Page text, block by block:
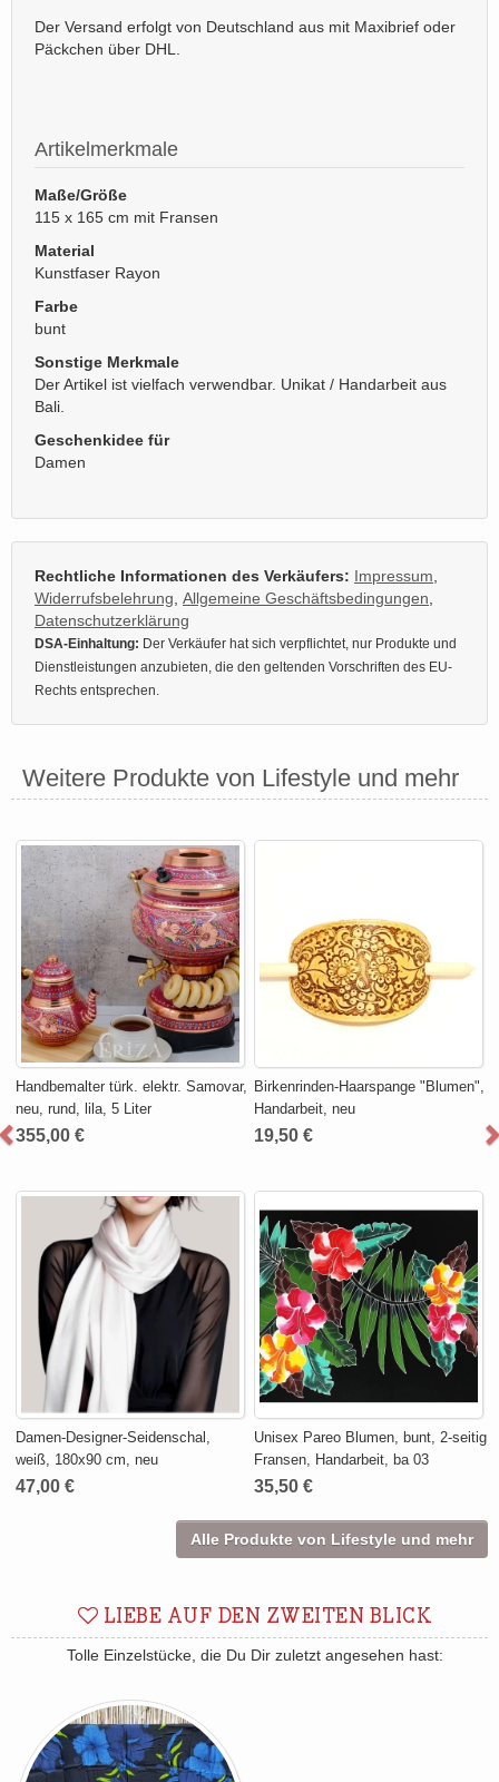
Der Versand erfolgt von Deutschland aus mit Maxibrief oder
Päckchen über DHL.
Artikelmerkmale
Maße/Größe
115 x 165 cm mit Fransen
Material
Kunstfaser Rayon
Farbe
bunt
Sonstige Merkmale
Der Artikel ist vielfach verwendbar. Unikat / Handarbeit aus
Bali.
Geschenkidee für
Damen
Rechtliche Informationen des Verkäufers: Impressum
Widerrufsbelehrung Allgemeine Geschäftsbedingungen
Datenschutzerklärung
DSA-Einhaltung: Der Verkäufer hat sich verpflichtet, nur Produkte und
Dienstleistungen anzubieten, die den geltenden Vorschriften des EU-
Rechts entsprechen.
Weitere Produkte von Lifestyle und mehr
Handbemalter türk. elektr. Samovar,
neu, rund, lila, 5 Liter
355,00 €
Birkenrinden-Haarspange "Blumen",
Handarbeit, neu
19,50 €
Damen-Designer-Seidenschal,
weiß, 180x90 cm, neu
47,00 €
Unisex Pareo Blumen, bunt, 2-seitig
Fransen, Handarbeit, ba 03
35,50 €
Alle Produkte von Lifestyle und mehr
LIEBE AUF DEN ZWEITEN BLICK
Tolle Einzelstücke, die Du Dir zuletzt angesehen hast: